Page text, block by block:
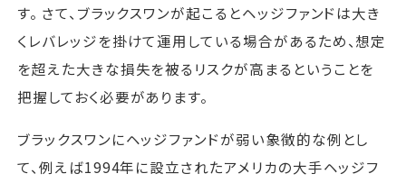
す。 さて、ブラックスワンが起こるとヘッジファンドは大き
くレバレッジを掛けて運用している場合があるため、想定
を超えた大きな損失を被るリスクが高まるということを
把握しておく必要があります。
ブラックスワンにヘッジファンドが弱い象徴的な例とし
て、例えば1994年に設立されたアメリカの大手ヘッジフ